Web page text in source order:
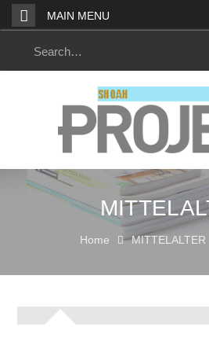
Skip
MAIN MENU
Search
Home MITTELALTER